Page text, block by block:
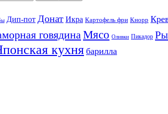
Дип-пот Донат Икра Картофель фри Кнорр
говядина Мясо Оливки Пикадор
кухнябарилла